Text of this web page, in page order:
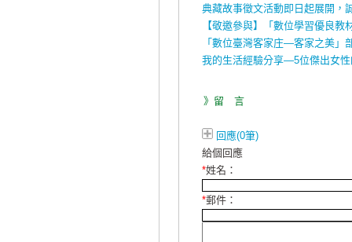
典藏故事徵文活動即日起展開，
【敬邀參與】「數位學習優良
「數位臺灣客家庄—客家之美」
我的生活經驗分享—5位傑出女
》留 言
回應(0筆)
給個回應
*姓名：
*郵件：